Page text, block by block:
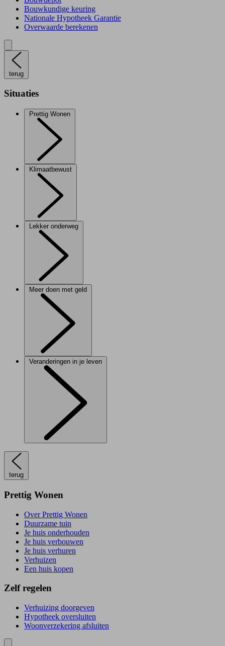
Bouwkundige keuring
Nationale Hypotheek Garantie
Overwaarde berekenen
terug
Situaties
Prettig Wonen
Klimaatbewust
Lekker onderweg
Meer doen met geld
Veranderingen in je leven
terug
Prettig Wonen
Over Prettig Wonen
Duurzame tuin
Je huis onderhouden
Je huis verbouwen
Je huis verhuren
Verhuizen
Een huis kopen
Zelf regelen
Verhuizing doorgeven
Hypotheek oversluiten
Woonverzekering afsluiten